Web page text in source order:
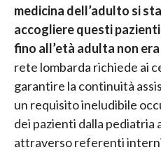
medicina dell’adulto si
accogliere questi
fino all’età adulta non
rete lombarda richiede ai
garantire la continuità
un requisito ineludibile
dei pazienti dalla pediatria
attraverso referenti